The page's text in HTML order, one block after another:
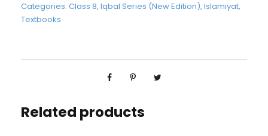
Categories: Class 8, Iqbal Series (New Edition), Islamiyat,
Textbooks
Related products